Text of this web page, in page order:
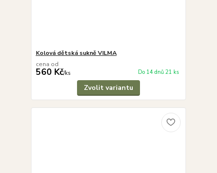
Kolová dětská sukně VILMA
cena od
560 Kč/ks Do 14 dnů 21 ks
Zvolit variantu